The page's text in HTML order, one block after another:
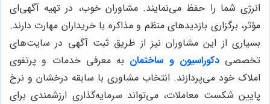
انرژی شما را حفظ می‌نمایند. مشاوران خوب، در تهیه آگهی‌ای
مؤثر، برگزاری بازدیدهای منظم و مذاکره با خریداران مهارت دارند.
بسیاری از این مشاوران نیز از طریق ثبت آگهی در سایت‌های
تخصصیدکوراسیون و ساختمان به معرفی خدمات و پرتفوی
املاک خود می‌پردازند. انتخاب مشاوری با سابقه درخشان و نرخ
پایین شکست معاملات، می‌تواند سرمایه‌گذاری ارزشمندی برای